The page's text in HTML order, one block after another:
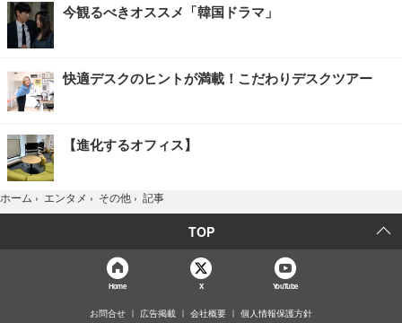
今観るべきオススメ「韓国ドラマ」
快適デスクのヒントが満載！こだわりデスクツアー
【進化するオフィス】
ホーム › エンタメ › その他 › 記事
TOP
Home X YouTube
お問合せ 広告掲載 会社概要 個人情報保護方針